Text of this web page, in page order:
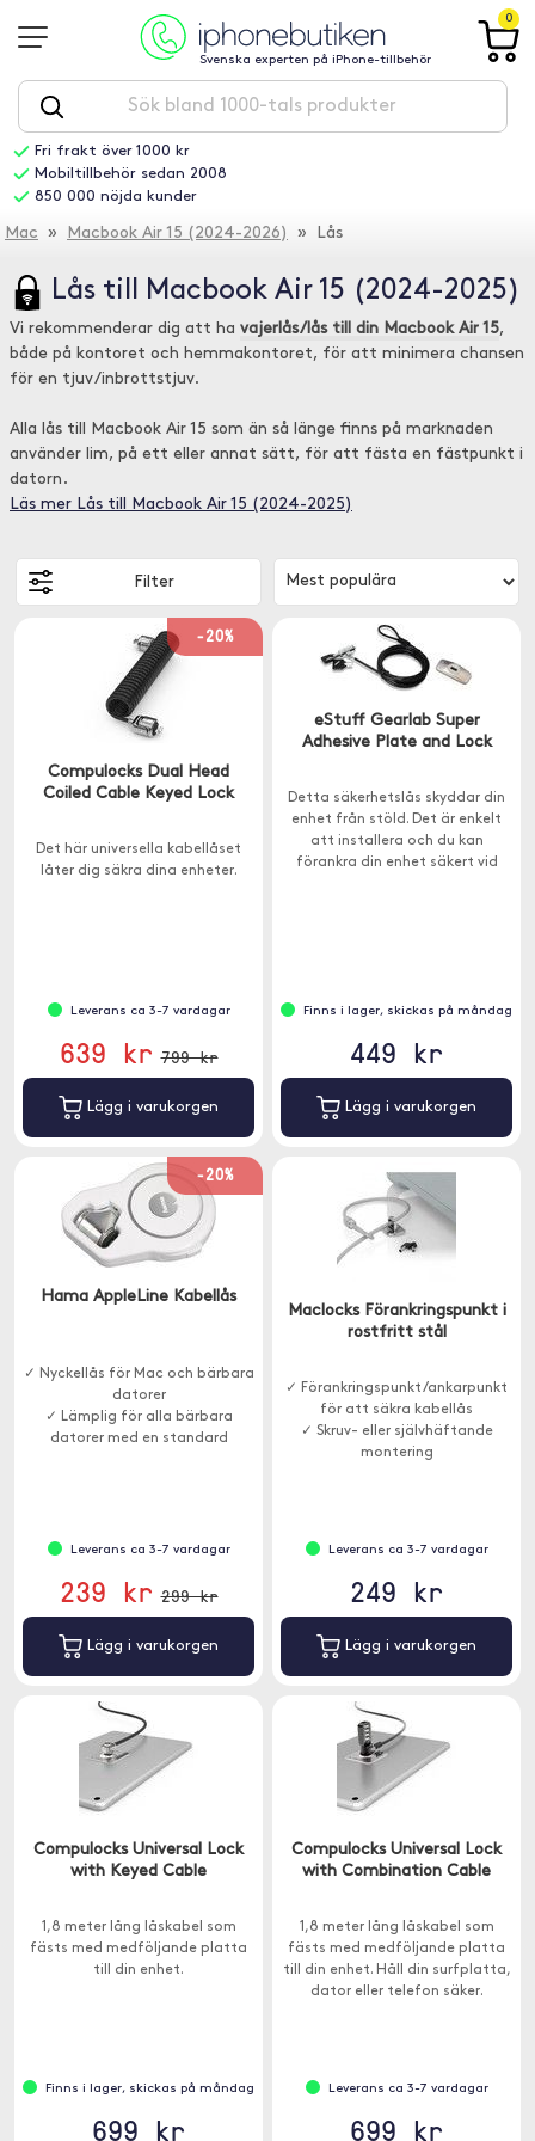
Svenska experten på iPhone-tillbehör
0
Fri frakt över 1000 kr
Mobiltillbehör sedan 2008
850 000 nöjda kunder
Mac » Macbook Air 15 (2024-2026) » Lås
Lås till Macbook Air 15 (2024-2025)
Vi rekommenderar dig att ha vajerlås/lås till din Macbook Air 15,
både på kontoret och hemmakontoret, för att minimera chansen
för en tjuv/inbrottstjuv.
Alla lås till Macbook Air 15 som än så länge finns på marknaden
använder lim, på ett eller annat sätt, för att fästa en fästpunkt i
datorn.
Läs mer Lås till Macbook Air 15 (2024-2025)
Filter
-20%
Compulocks Dual Head
Coiled Cable Keyed Lock
Det här universella kabellåset
låter dig säkra dina enheter.
Leverans ca 3-7 vardagar
639 kr 799 kr
Lägg i varukorgen
eStuff Gearlab Super
Adhesive Plate and Lock
Detta säkerhetslås skyddar din
enhet från stöld. Det är enkelt
att installera och du kan
förankra din enhet säkert vid
Finns i lager, skickas på måndag
449 kr
Lägg i varukorgen
-20%
Hama AppleLine Kabellås
✓ Nyckellås för Mac och bärbara
datorer
✓ Lämplig för alla bärbara
datorer med en standard
Leverans ca 3-7 vardagar
239 kr 299 kr
Lägg i varukorgen
Maclocks Förankringspunkt i
rostfritt stål
✓ Förankringspunkt/ankarpunkt
för att säkra kabellås
✓ Skruv- eller självhäftande
montering
Leverans ca 3-7 vardagar
249 kr
Lägg i varukorgen
Compulocks Universal Lock
with Keyed Cable
1,8 meter lång låskabel som
fästs med medföljande platta
till din enhet.
Finns i lager, skickas på måndag
699 kr
Compulocks Universal Lock
with Combination Cable
1,8 meter lång låskabel som
fästs med medföljande platta
till din enhet. Håll din surfplatta,
dator eller telefon säker.
Leverans ca 3-7 vardagar
699 kr